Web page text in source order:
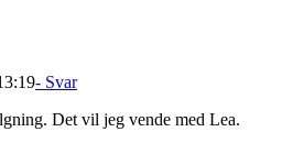
- Svar
Det vil jeg vende med Lea.